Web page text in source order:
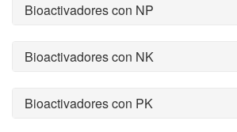
Bioactivadores con NP
Bioactivadores con NK
Bioactivadores con PK